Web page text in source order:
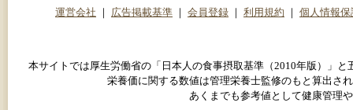
運営会社 広告掲載基準 会員登録 利用規約 個人情報保
本サイトでは厚生労働省の「日本人の食事摂取基準（2010年版）」
栄養価に関する数値は管理栄養士監修のもと算出さ
あくまでも参考値として健康管理